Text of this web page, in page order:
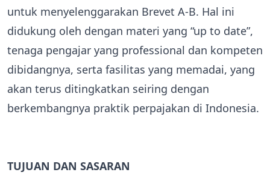
untuk menyelenggarakan Brevet A-B. Hal ini
didukung oleh dengan materi yang “up to date”,
tenaga pengajar yang professional dan kompeten
dibidangnya, serta fasilitas yang memadai, yang
akan terus ditingkatkan seiring dengan
berkembangnya praktik perpajakan di Indonesia.
TUJUAN DAN SASARAN